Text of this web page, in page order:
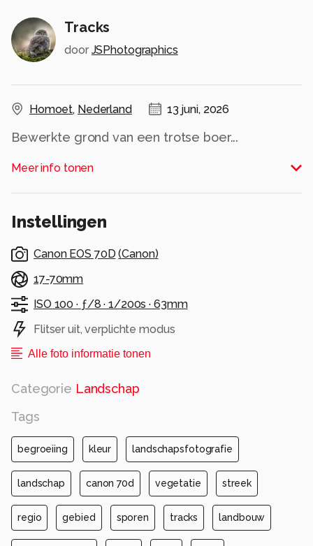
Tracks
door JSPhotographics
Homoet, Nederland 13 juni, 2026
Bewerkte grond van een trotse boer...
Alle rechten voorbehouden
Meer info tonen
Instellingen
Canon EOS 70D (Canon)
17-70mm
ISO 100 · ƒ/8 ·1/200s ·63mm
Flitser uit, verplichte modus
Alle foto informatie tonen
Categorie Landschap
Tags
begroeiing kleur landschapsfotografie
landschap canon 70d vegetatie streek
regio gebied sporen tracks landbouw